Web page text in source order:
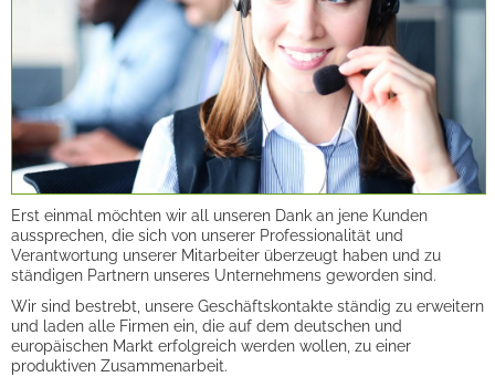
Erst einmal möchten wir all unseren Dank an jene Kunden
aussprechen, die sich von unserer Professionalität und
Verantwortung unserer Mitarbeiter überzeugt haben und zu
ständigen Partnern unseres Unternehmens geworden sind.
Wir sind bestrebt, unsere Geschäftskontakte ständig zu erweitern
und laden alle Firmen ein, die auf dem deutschen und
europäischen Markt erfolgreich werden wollen, zu einer
produktiven Zusammenarbeit.